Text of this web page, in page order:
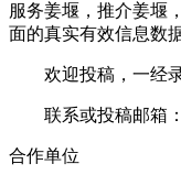
服务姜堰，推介姜堰
面的真实有效信息数
欢迎投稿，一经录
联系或投稿邮箱：
合作单位